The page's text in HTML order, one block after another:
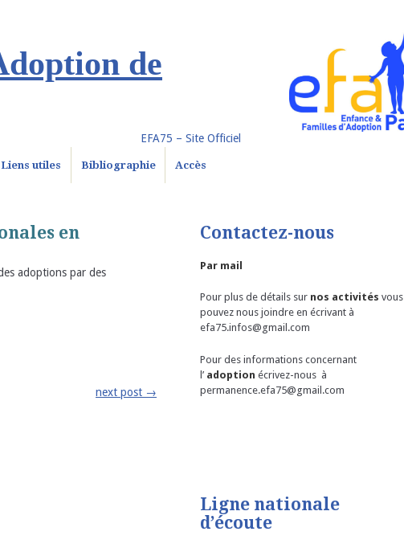
de
EFA75 – Site Officiel
Liens utiles Bibliographie Accès
en
adoptions par des
next post →
Contactez-nous
Par mail
Pour plus de détails sur nos activités vous
pouvez nous joindre en écrivant à
efa75.infos@gmail.com
Pour des informations concernant
l’ adoption écrivez-nous à
permanence.efa75@gmail.com
Ligne nationale
d’écoute